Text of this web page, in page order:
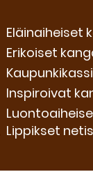
Eläinaiheiset
Erikoiset
Inspiroivat
Lippikset